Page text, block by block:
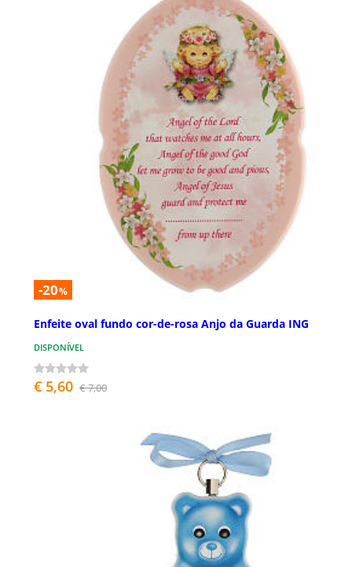
-20%
Enfeite oval fundo cor-de-rosa Anjo da Guarda ING
DISPONÍVEL
€ 5,60 € 7,00